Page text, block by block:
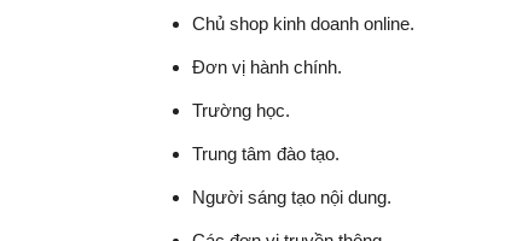
Chủ shop kinh doanh online.
Đơn vị hành chính.
Trường học.
Trung tâm đào tạo.
Người sáng tạo nội dung.